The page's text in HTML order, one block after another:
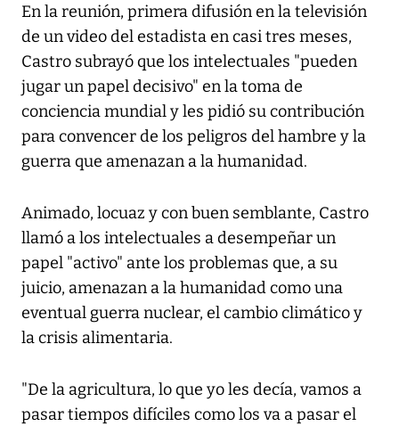
En la reunión, primera difusión en la televisión
de un video del estadista en casi tres meses,
Castro subrayó que los intelectuales "pueden
jugar un papel decisivo" en la toma de
conciencia mundial y les pidió su contribución
para convencer de los peligros del hambre y la
guerra que amenazan a la humanidad.
Animado, locuaz y con buen semblante, Castro
llamó a los intelectuales a desempeñar un
papel "activo" ante los problemas que, a su
juicio, amenazan a la humanidad como una
eventual guerra nuclear, el cambio climático y
la crisis alimentaria.
"De la agricultura, lo que yo les decía, vamos a
pasar tiempos difíciles como los va a pasar el